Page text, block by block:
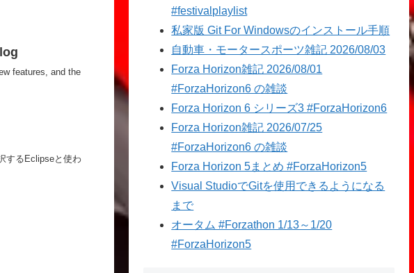
features, and the
するEclipseと使わ
#festivalplaylist
私家版 Git For Windowsのインストール手順
自動車・モータースポーツ雑記 2026/08/03
Forza Horizon雑記 2026/08/01
#ForzaHorizon6 の雑談
Forza Horizon 6 シリーズ3 #ForzaHorizon6
Forza Horizon雑記 2026/07/25
#ForzaHorizon6 の雑談
Forza Horizon 5まとめ #ForzaHorizon5
Visual StudioでGitを使用できるようになる
まで
オータム #Forzathon 1/13～1/20
#ForzaHorizon5